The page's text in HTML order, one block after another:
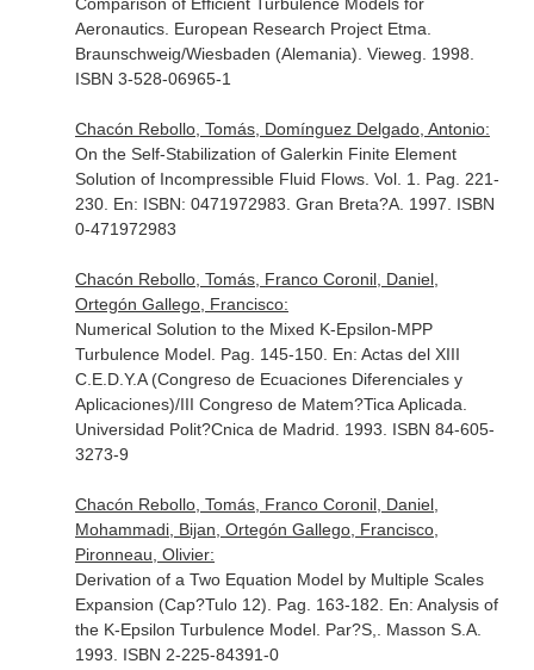
Aeronautics. European Research Project Etma
Braunschweig/Wiesbaden (Alemania). Vieweg. 1998.
ISBN 3-528-06965-1
Chacón Rebollo, Tomás, Domínguez Delgado, Antonio:
On the Self-Stabilization of Galerkin Finite Element
Solution of Incompressible Fluid Flows. Vol. 1. Pag. 221-
230. En: ISBN: 0471972983 . Gran Breta?A. 1997. ISBN
0-471972983
Chacón Rebollo, Tomás, Franco Coronil, Daniel,
Ortegón Gallego, Francisco:
Numerical Solution to the Mixed K-Epsilon-MPP
Turbulence Model. Pag. 145-150. En: Actas del XIII
C.E.D.Y.A (Congreso de Ecuaciones Diferenciales y
Aplicaciones)/III Congreso de Matem?Tica Aplicada
Universidad Polit?Cnica de Madrid. 1993. ISBN 84-605-
3273-9
Chacón Rebollo, Tomás, Franco Coronil, Daniel,
Mohammadi, Bijan, Ortegón Gallego, Francisco,
Pironneau, Olivier:
Derivation of a Two Equation Model by Multiple Scales
Expansion (Cap?Tulo 12). Pag. 163-182. En: Analysis of
the K-Epsilon Turbulence Model. Par?S,. Masson S.A.
1993. ISBN 2-225-84391-0